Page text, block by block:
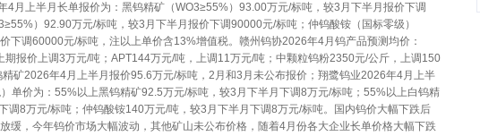
4月上半月长单报价为：黑钨精矿（WO3≥55%）93.00万元/标吨，较3月下半月报价下调
）92.90万元/标吨，较3月下半月报价下调90000元/标吨；仲钨酸铵（国标零级）
下调60000元/标吨，注以上单价含13%增值税。赣州钨协2026年4月钨产品预测均价：
报价上调3万元/吨；APT144万元/吨，上调11万元/吨；中颗粒钨粉2350元/公斤，上调150
矿2026年4月上半月报价95.6万元/标吨，2月和3月未公布报价；翔鹭钨业2026年4月上半
单价为：55%以上黑钨精矿92.5万元/标吨，较3月下半月下调8万元/标吨；55%以上白钨精
调8万元/标吨；仲钨酸铵140万元/吨，较3月下半月下调8万元/标吨。国内钨价大幅下跌后
缓，今年钨价市场大幅波动，其他矿山未公布价格，随着4月份各大企业长单价格大幅下跌